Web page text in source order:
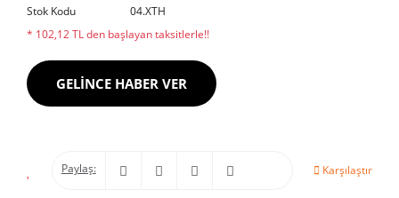
Stok Kodu
04.XTH
* 102,12 TL den başlayan taksitlerle!!
GELİNCE HABER VER
Paylaş: Karşılaştır